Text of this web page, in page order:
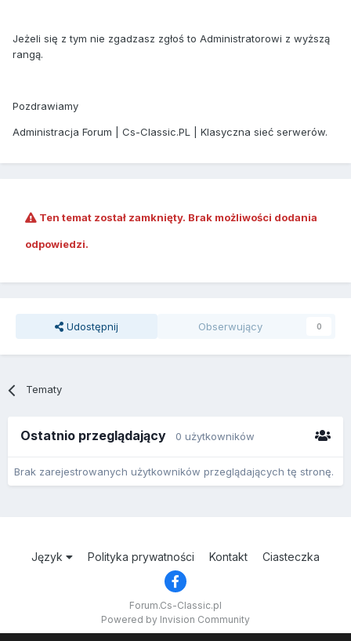
Jeżeli się z tym nie zgadzasz zgłoś to Administratorowi z wyższą
rangą.
Pozdrawiamy
Administracja Forum | Cs-Classic.PL | Klasyczna sieć serwerów.
Ten temat został zamknięty. Brak możliwości dodania
odpowiedzi.
Udostępnij Obserwujący 0
Tematy
Ostatnio przeglądający 0 użytkowników
Brak zarejestrowanych użytkowników przeglądających tę stronę.
Język Polityka prywatności Kontakt Ciasteczka
Forum.Cs-Classic.pl
Powered by Invision Community